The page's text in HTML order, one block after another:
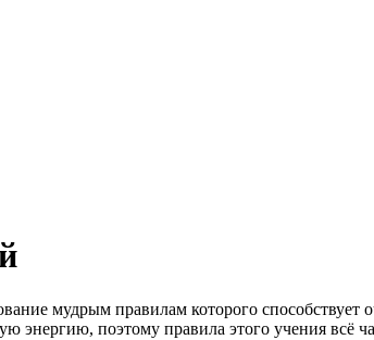
мудрым правилам которого
энергию, поэтому правила этого учения всё